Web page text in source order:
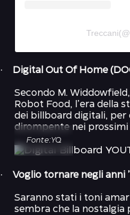
· Digital Out Of Home
Secondo M.
Robot Food, l’era della
dei billboard digitali, per
dirompente nei prossimi
Fonte:YQ
· Voglio tornare negli anni
Saranno stati i toni
sembra che la nostalgia